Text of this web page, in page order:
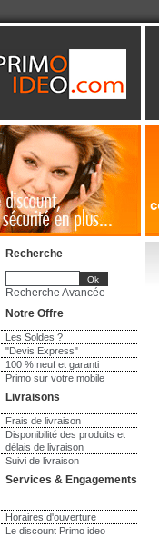
Notre Offre
Les Soldes ?
"Devis Express"
100 % neuf et garanti
Primo sur votre mobile
Livraisons
Frais de livraison
Disponibilité des produits et
délais de livraison
Suivi de livraison
Services & Engagements
Horaires d'ouverture
Le discount Primo ideo
Recherche
Recherche Avancée